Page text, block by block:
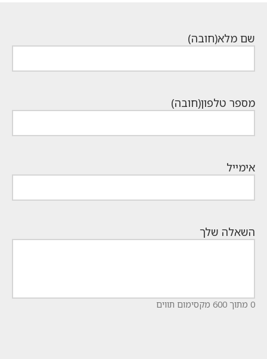
שם מלא(חובה)
מספר טלפון(חובה)
אימייל
השאלה שלך
0 מתוך 600 מקסימום תווים